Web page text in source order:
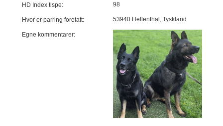
HD Index tispe: 98
Hvor er parring foretatt: 53940 Hellenthal, Tyskland
Egne kommentarer: